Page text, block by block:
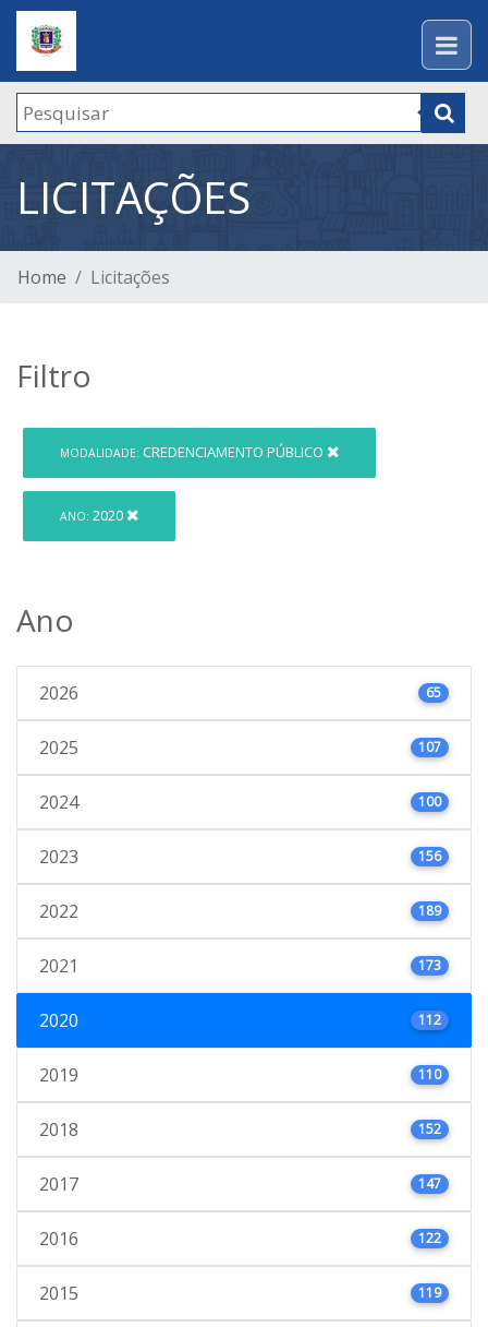
LICITAÇÕES
Home Licitações
Filtro
MODALIDADE: CREDENCIAMENTO PÚBLICO
ANO: 2020
Ano
2026 65
2025 107
2024 100
2023 156
2022 189
2021 173
2020 112
2019 110
2018 152
2017 147
2016 122
2015 119